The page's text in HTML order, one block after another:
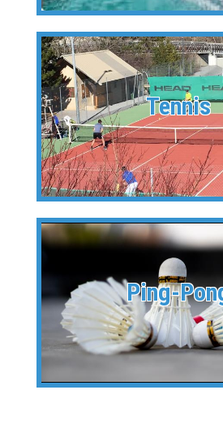
Tennis
Ping-